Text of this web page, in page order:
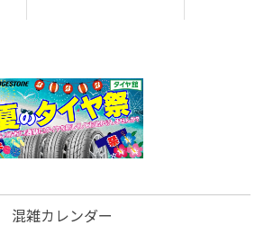
混雑カレンダー